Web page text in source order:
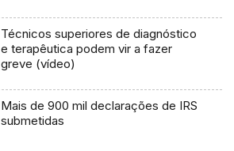
Técnicos superiores de diagnóstico
e terapêutica podem vir a fazer
greve (vídeo)
Mais de 900 mil declarações de IRS
submetidas